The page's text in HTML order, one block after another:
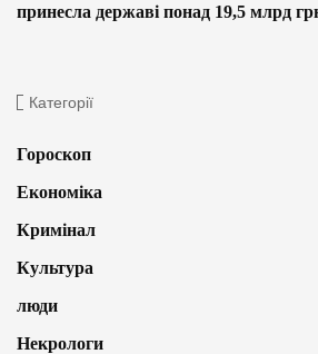
принесла державі понад 19,5 млрд
Категорії
Гороскоп
Економіка
Кримінал
Культура
люди
Некрологи